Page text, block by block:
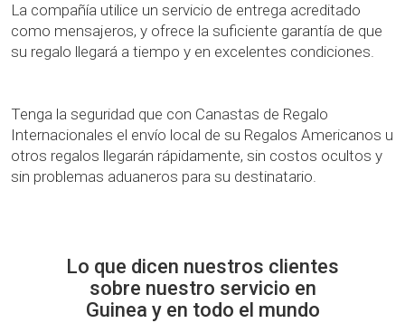
La compañía utilice un servicio de entrega acreditado
como mensajeros, y ofrece la suficiente garantía de que
su regalo llegará a tiempo y en excelentes condiciones.
Tenga la seguridad que con Canastas de Regalo
Internacionales el envío local de su Regalos Americanos u
otros regalos llegarán rápidamente, sin costos ocultos y
sin problemas aduaneros para su destinatario.
Lo que dicen nuestros clientes
sobre nuestro servicio en
Guinea y en todo el mundo